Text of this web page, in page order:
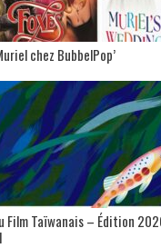
chez BubbelPop’
Film Taïwanais – Édition